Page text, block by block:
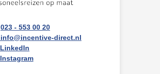
023 - 553 00 20
info@incentive-direct.nl
LinkedIn
Instagram